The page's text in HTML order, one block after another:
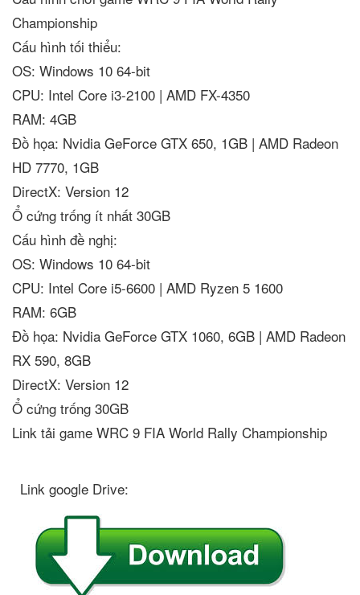
Championship
Cấu hình tối thiểu:
OS: Windows 10 64-bit
CPU: Intel Core i3-2100 | AMD FX-4350
RAM: 4GB
Đồ họa: Nvidia GeForce GTX 650, 1GB | AMD Radeon
HD 7770, 1GB
DirectX: Version 12
Ổ cứng trống ít nhất 30GB
Cấu hình đề nghị:
OS: Windows 10 64-bit
CPU: Intel Core i5-6600 | AMD Ryzen 5 1600
RAM: 6GB
Đồ họa: Nvidia GeForce GTX 1060, 6GB | AMD Radeon
RX 590, 8GB
DirectX: Version 12
Ổ cứng trống 30GB
Link tải game WRC 9 FIA World Rally Championship
Link google Drive: